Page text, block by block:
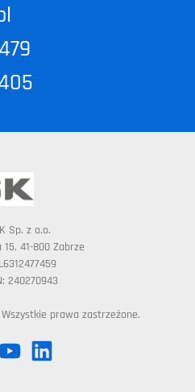
Sp. z o.o.
41-800 Zabrze
240270943
prawa zastrzeżone.